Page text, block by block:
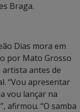
Braga.
Dias mora em
por Mato Grosso
artista antes de
“Vou apresentar
vou lançar na
afirmou. “O samba